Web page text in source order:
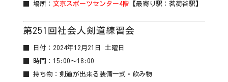
■ 場所： 文京スポーツセンター4階 【最寄り駅：茗荷谷駅】
第251回社会人剣道練習会
■ 日付：2024年12月21日 土曜日
■ 時間：15:00〜18:00
■ 持ち物：剣道が出来る装備一式・飲み物